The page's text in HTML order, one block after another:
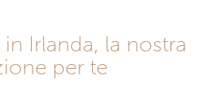
Irlanda, la nostra
per te